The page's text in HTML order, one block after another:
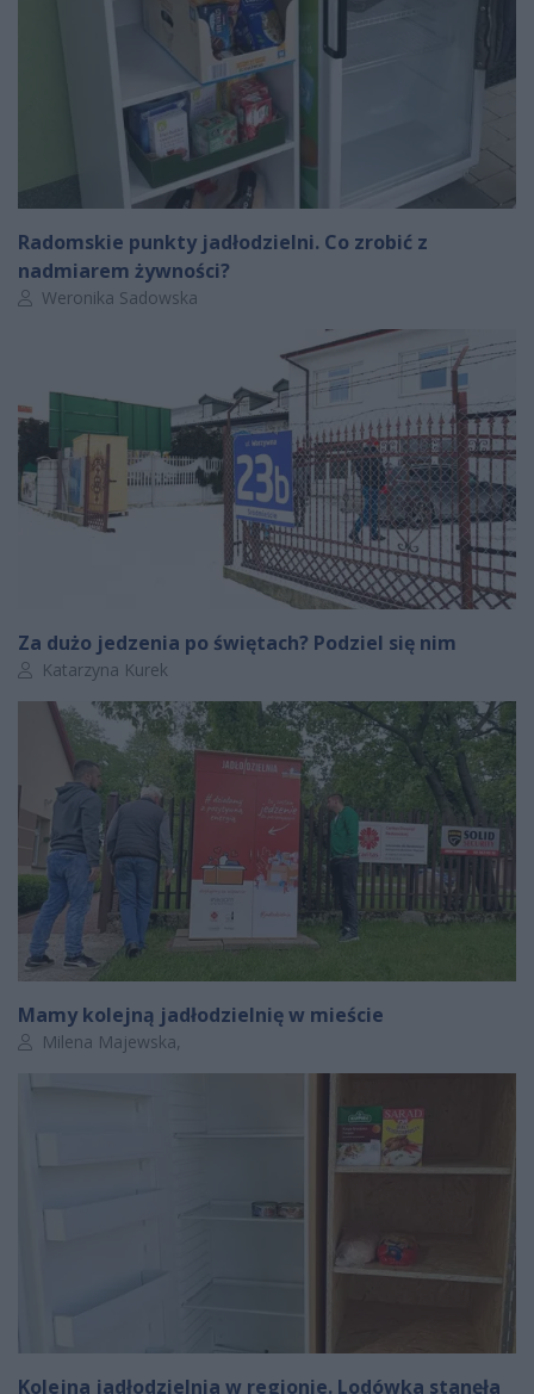
Radomskie punkty jadłodzielni. Co zrobić z
nadmiarem żywności?
Autor artykułu:
Weronika Sadowska
Za dużo jedzenia po świętach? Podziel się nim
Autor artykułu:
Katarzyna Kurek
Mamy kolejną jadłodzielnię w mieście
Autor artykułu:
Milena Majewska,
Kolejna jadłodzielnia w regionie. Lodówka stanęła